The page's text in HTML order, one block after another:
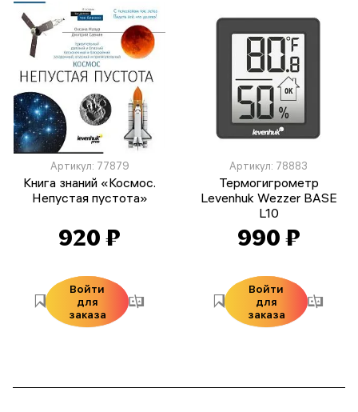
Артикул: 77879
Книга знаний «Космос.
Непустая пустота»
920 ₽
Войти
для
заказа
Артикул: 78883
Термогигрометр
Levenhuk Wezzer BASE
L10
990 ₽
Войти
для
заказа